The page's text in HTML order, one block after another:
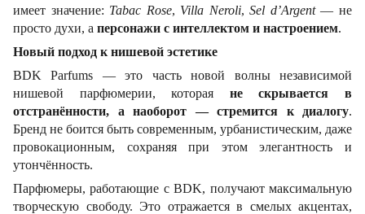
имеет значение: Tabac Rose, Villa Neroli,Sel d’Argent— не
просто духи, а персонажи с интеллектом и настроением.
Новый подход к нишевой эстетике
BDK Parfums — это часть новой волны независимой
нишевой парфюмерии, которая не скрывается в
отстранённости, а наоборот — стремится к диалогу.
Бренд не боится быть современным, урбанистическим, даже
провокационным, сохраняя при этом элегантность и
утончённость.
Парфюмеры, работающие с BDK, получают максимальную
творческую свободу. Это отражается в смелых акцентах,